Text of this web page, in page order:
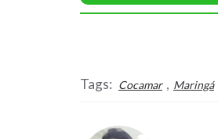
Tags: Cocamar , Maringá